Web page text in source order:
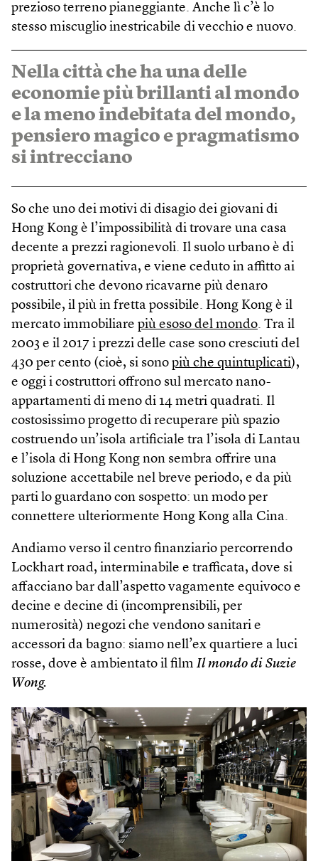
prezioso terreno pianeggiante. Anche lì c’è lo
stesso miscuglio inestricabile di vecchio e nuovo.
Nella città che ha una delle
economie più brillanti al mondo
e la meno indebitata del mondo,
pensiero magico e pragmatismo
si intrecciano
So che uno dei motivi di disagio dei giovani di
Hong Kong è l’impossibilità di trovare una casa
decente a prezzi ragionevoli. Il suolo urbano è di
proprietà governativa, e viene ceduto in affitto ai
costruttori che devono ricavarne più denaro
possibile, il più in fretta possibile. Hong Kong è il
mercato immobiliare più esoso del mondo. Tra il
2003 e il 2017 i prezzi delle case sono cresciuti del
430 per cento (cioè, si sono più che quintuplicati),
e oggi i costruttori offrono sul mercato nano-
appartamenti di meno di 14 metri quadrati. Il
costosissimo progetto di recuperare più spazio
costruendo un’isola artificiale tra l’isola di Lantau
e l’isola di Hong Kong non sembra offrire una
soluzione accettabile nel breve periodo, e da più
parti lo guardano con sospetto: un modo per
connettere ulteriormente Hong Kong alla Cina.
Andiamo verso il centro finanziario percorrendo
Lockhart road, interminabile e trafficata, dove si
affacciano bar dall’aspetto vagamente equivoco e
decine e decine di (incomprensibili, per
numerosità) negozi che vendono sanitari e
accessori da bagno: siamo nell’ex quartiere a luci
rosse, dove è ambientato il film Il mondo di Suzie
Wong.